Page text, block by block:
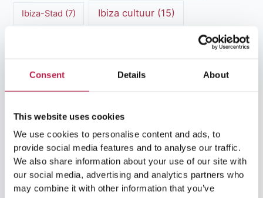
Consent Details About
This website uses cookies
We use cookies to personalise content and ads, to
provide social media features and to analyse our traffic.
We also share information about your use of our site with
our social media, advertising and analytics partners who
may combine it with other information that you’ve
Ibiza-Stad (7) Ibiza cultuur(15)
Ibiza nachtleven(12)
Ibiza restaurants(9) Ibiza stranden(7)
ibiza vakantie(14)
Ibiza Villa Verhuur(6) luxe vakantie (5)
Luxe villa's Ibiza(43) luxe villas (13)